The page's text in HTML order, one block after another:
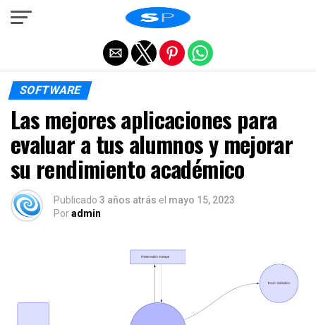
SOFTWARE
Las mejores aplicaciones para
evaluar a tus alumnos y mejorar
su rendimiento académico
Publicado 3 años atrás el mayo 15, 2023
Poradmin
Salir de la versión móvil